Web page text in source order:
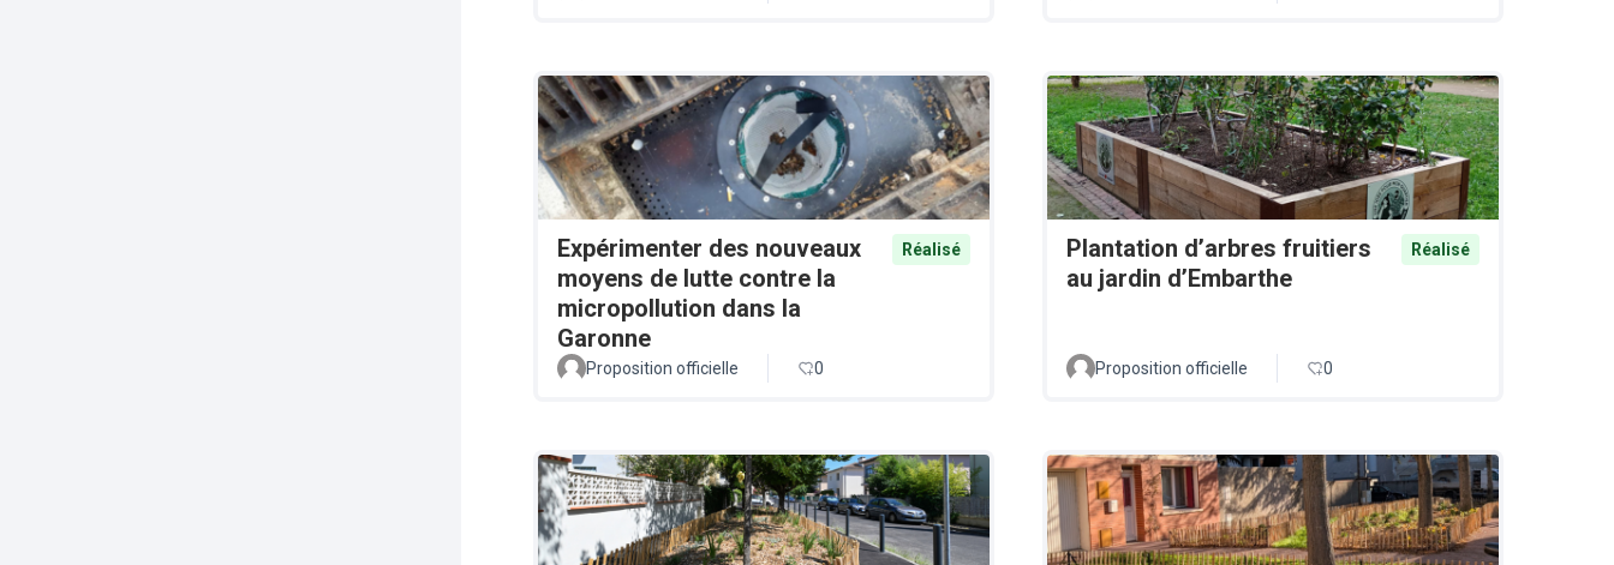
Expérimenter des nouveaux
moyens de lutte contre la
micropollution dans la
Garonne
Réalisé
Proposition officielle 0
Plantation d’arbres fruitiers
au jardin d’Embarthe
Réalisé
Proposition officielle 0